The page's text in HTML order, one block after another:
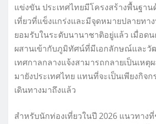
แข่งขัน ประเทศไทยมีโครงสร้างพื้นฐาน
เที่ยวที่แข็งแกร่งและมีจุดหมายปลายทา
ยอมรับในระดับนานาชาติอยู่แล้ว เมื่อด
ผสานเข้ากับภูมิทัศน์ที่มีเอกลักษณ์และ
เทศกาลกลางแจ้งสามารถกลายเป็นเหตุ
มายังประเทศไทย แทนที่จะเป็นเพียงกิจ
เดินทางมาถึงแล้ว
สำหรับนักท่องเที่ยวในปี 2026 แนวทา